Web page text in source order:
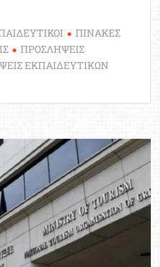
ΠΙΝΑΚΕΣ
ΠΡΟΣΛΗΨΕΙΣ
ΕΚΠΑΙΔΕΥΤΙΚΩΝ